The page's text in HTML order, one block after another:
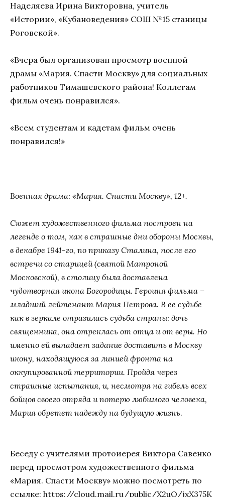
Наделяева Ирина Викторовна, учитель
«Истории», «Кубановедения» СОШ №15 станицы
Роговской».
«Вчера был организован просмотр военной
драмы «Мария. Спасти Москву» для социальных
работников Тимашевского района! Коллегам
фильм очень понравился».
«Всем студентам и кадетам фильм очень
понравился!»
Военная драма: «Мария. Спасти Москву», 12+.
Сюжет художественного фильма построен на
легенде о том, как в страшные дни обороны Москвы,
в декабре 1941-го, по приказу Сталина, после его
встречи со старицей (святой Матроной
Московской), в столицу была доставлена
чудотворная икона Богородицы. Героиня фильма –
младший лейтенант Мария Петрова. В ее судьбе
как в зеркале отразилась судьба страны: дочь
священника, она отреклась от отца и от веры. Но
именно ей выпадает задание доставить в Москву
икону, находящуюся за линией фронта на
оккупированной территории. Пройдя через
страшные испытания, и, несмотря на гибель всех
бойцов своего отряда и потерю любимого человека,
Мария обретет надежду на будущую жизнь.
Беседу с учителями протоиерея Виктора Савенко
перед просмотром художественного фильма
«Мария. Спасти Москву» можно посмотреть по
ссылке: https://cloud.mail.ru/public/X2uQ/jxX375K